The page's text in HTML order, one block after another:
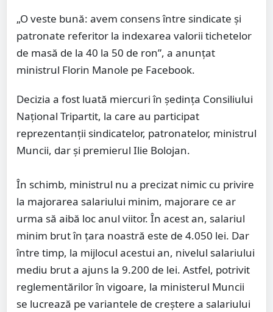
„O veste bună: avem consens între sindicate și
patronate referitor la indexarea valorii tichetelor
de masă de la 40 la 50 de ron”, a anunțat
ministrul Florin Manole pe Facebook.
Decizia a fost luată miercuri în ședința Consiliului
Național Tripartit, la care au participat
reprezentanții sindicatelor, patronatelor, ministrul
Muncii, dar și premierul Ilie Bolojan.
În schimb, ministrul nu a precizat nimic cu privire
la majorarea salariului minim, majorare ce ar
urma să aibă loc anul viitor. În acest an, salariul
minim brut în țara noastră este de 4.050 lei. Dar
între timp, la mijlocul acestui an, nivelul salariului
mediu brut a ajuns la 9.200 de lei. Astfel, potrivit
reglementărilor în vigoare, la ministerul Muncii
se lucrează pe variantele de creștere a salariului